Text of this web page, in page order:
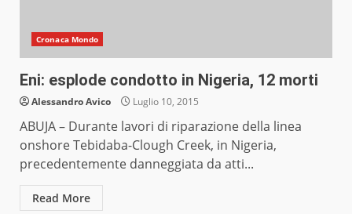
Cronaca Mondo
Eni: esplode condotto in Nigeria, 12 morti
Alessandro Avico Luglio 10, 2015
ABUJA – Durante lavori di riparazione della linea
onshore Tebidaba-Clough Creek, in Nigeria,
precedentemente danneggiata da atti...
Read More